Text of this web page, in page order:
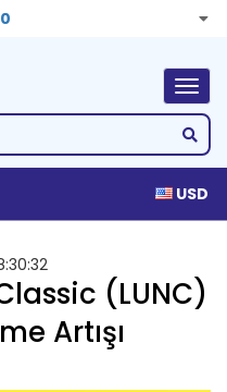
USD
(LUNC)
Artışı